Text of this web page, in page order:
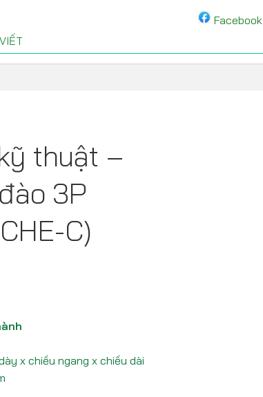
Facebook
thuật –
3P
C)
x chiều ngang x chiều dài